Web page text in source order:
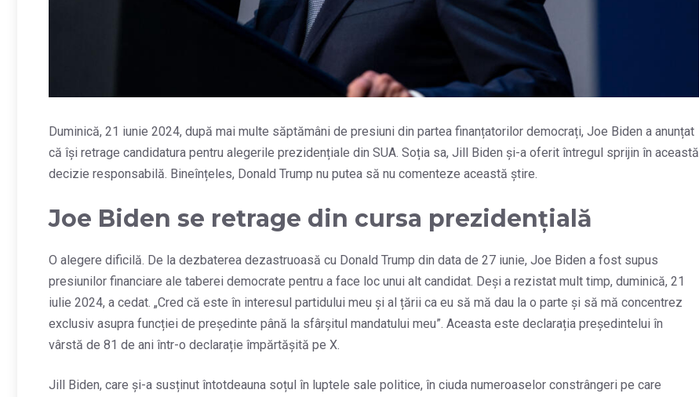
Duminică, 21 iunie 2024, după mai multe săptămâni de presiuni din partea finanțatorilor democrați, Joe Biden a anunțat
că își retrage candidatura pentru alegerile prezidențiale din SUA. Soția sa, Jill Biden și-a oferit întregul sprijin în această
decizie responsabilă. Bineînțeles, Donald Trump nu putea să nu comenteze această știre.
Joe Biden se retrage din cursa prezidențială
O alegere dificilă. De la dezbaterea dezastruoasă cu Donald Trump din data de 27 iunie, Joe Biden a fost supus
presiunilor financiare ale taberei democrate pentru a face loc unui alt candidat. Deși a rezistat mult timp, duminică, 21
iulie 2024, a cedat. „Cred că este în interesul partidului meu și al țării ca eu să mă dau la o parte și să mă concentrez
exclusiv asupra funcției de președinte până la sfârșitul mandatului meu”. Aceasta este declarația președintelui în
vârstă de 81 de ani într-o declarație împărtășită pe X.
Jill Biden, care și-a susținut întotdeauna soțul în luptele sale politice, în ciuda numeroaselor constrângeri pe care